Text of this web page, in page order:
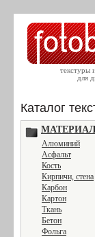
текстуры
для
Каталог
Алюминий
Асфальт
Кость
Кирпичи, стена
Карбон
Картон
Ткань
Бетон
Фольга